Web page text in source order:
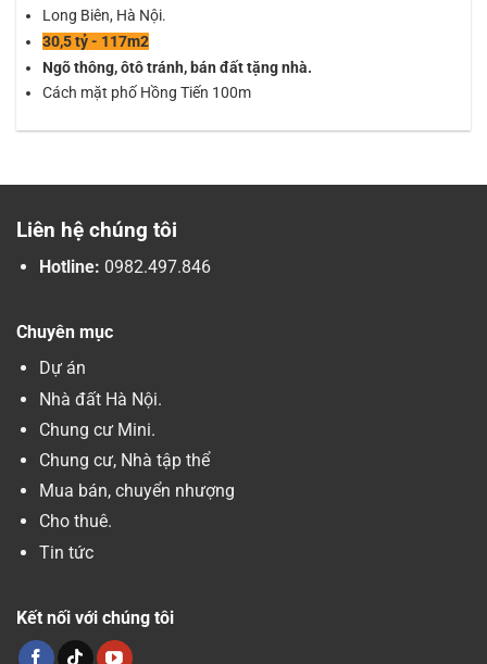
Long Biên, Hà Nội.
30,5 tỷ - 117m2
Ngõ thông, ôtô tránh, bán đất tặng nhà.
Cách mặt phố Hồng Tiến 100m
Liên hệ chúng tôi
Hotline: 0982.497.846
Chuyên mục
Dự án
Nhà đất Hà Nội.
Chung cư Mini.
Chung cư, Nhà tập thể
Mua bán, chuyển nhượng
Cho thuê.
Tin tức
Kết nối với chúng tôi